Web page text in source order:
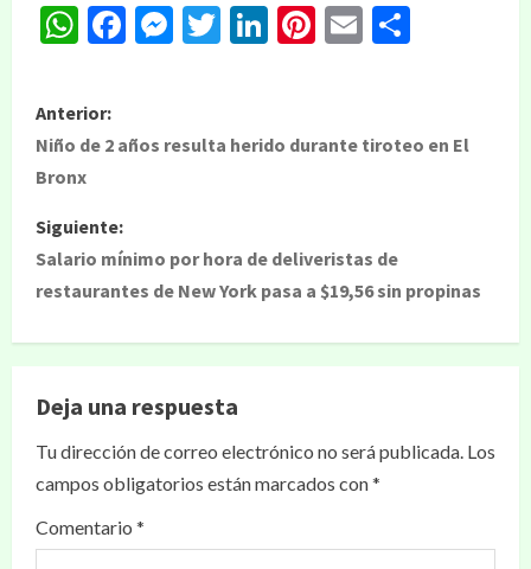
WhatsApp
Facebook
Messenger
Twitter
LinkedIn
Pinterest
Email
Anterior:
Niño de 2 años resulta herido durante tiroteo en El
Bronx
Siguiente:
Salario mínimo por hora de deliveristas de
restaurantes de New York pasa a $19,56 sin propinas
Deja una respuesta
Tu dirección de correo electrónico no será publicada. Los
campos obligatorios están marcados con*
Comentario *